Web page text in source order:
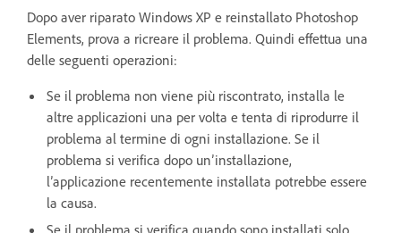
Dopo aver riparato Windows XP e reinstallato Photoshop
Elements, prova a ricreare il problema. Quindi effettua una
delle seguenti operazioni:
Se il problema non viene più riscontrato, installa le
altre applicazioni una per volta e tenta di riprodurre il
problema al termine di ogni installazione. Se il
problema si verifica dopo un’installazione,
l’applicazione recentemente installata potrebbe essere
la causa.
Se il problema si verifica quando sono installati solo